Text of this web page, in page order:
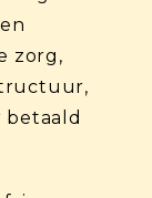
zorg,
betaald